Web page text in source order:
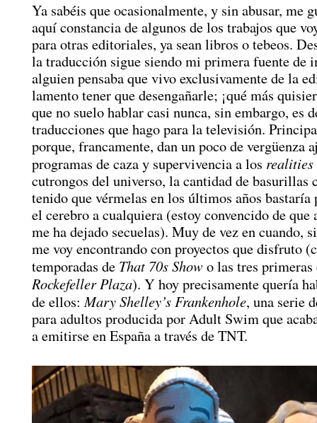
Ya sabéis que ocasionalmente, y sin abusar, me
aquí constancia de algunos de los trabajos que
para otras editoriales, ya sean libros o tebeos.
la traducción sigue siendo mi primera fuente de
alguien pensaba que vivo exclusivamente de la
lamento tener que desengañarle; ¡qué más
que no suelo hablar casi nunca, sin embargo, es
traducciones que hago para la televisión.
porque, francamente, dan un poco de vergüenza
programas de caza y supervivencia a los realities
cutrongos del universo, la cantidad de basurillas
tenido que vérmelas en los últimos años bastaría
el cerebro a cualquiera (estoy convencido de
me ha dejado secuelas). Muy de vez en cuando,
me voy encontrando con proyectos que disfruto
temporadas de That 70s Show o las tres primeras
Rockefeller Plaza). Y hoy precisamente quería
de ellos:Mary Shelley’s Frankenhole, una serie
para adultos producida por Adult Swim que
a emitirse en España a través de TNT.